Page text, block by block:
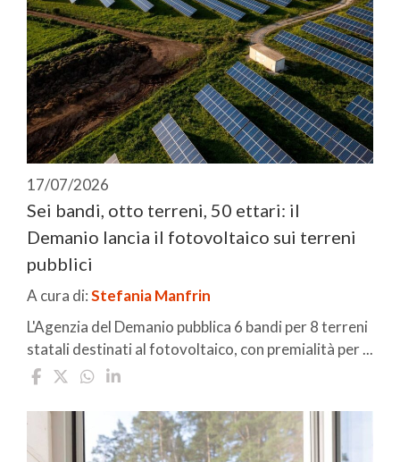
17/07/2026
Sei bandi, otto terreni, 50 ettari: il
Demanio lancia il fotovoltaico sui terreni
pubblici
A cura di:Stefania Manfrin
L'Agenzia del Demanio pubblica 6 bandi per 8 terreni
statali destinati al fotovoltaico, con premialità per ...